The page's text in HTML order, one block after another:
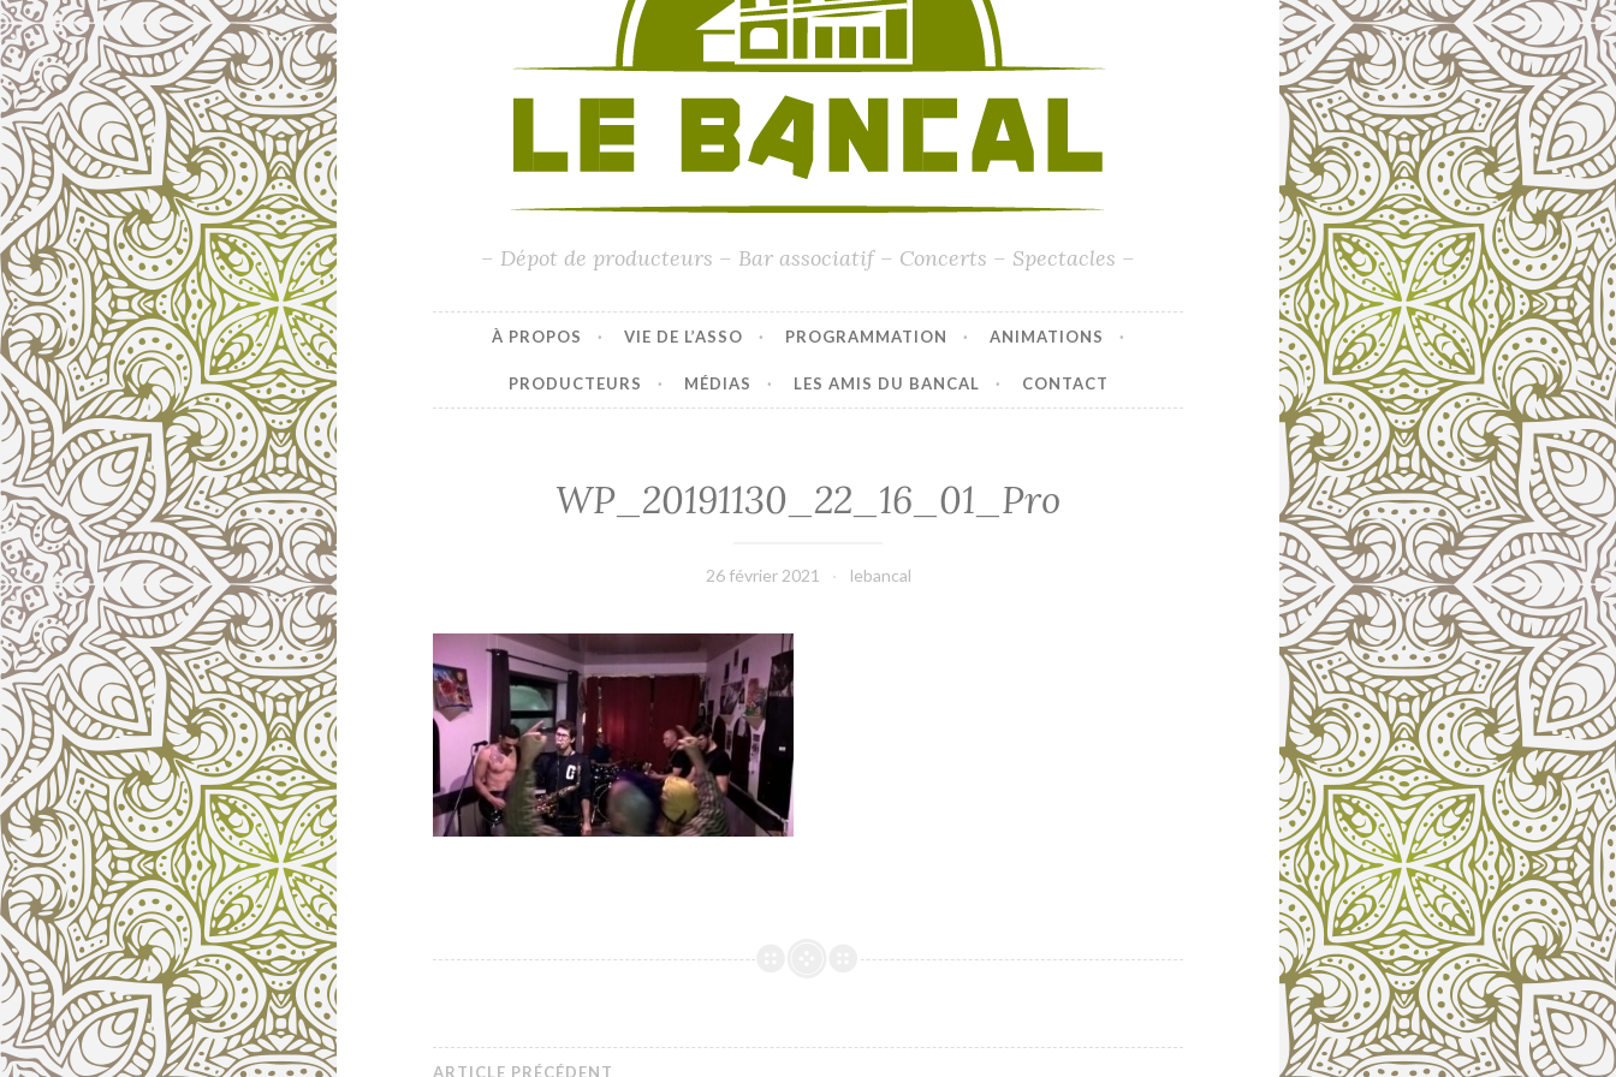
– Dépot de producteurs – Bar associatif – Concerts – Spectacles –
À PROPOS VIE DE L’ASSO PROGRAMMATION ANIMATIONS
PRODUCTEURS MÉDIAS LES AMIS DU BANCAL CONTACT
WP_20191130_22_16_01_Pro
26 février 2021 lebancal
ARTICLE PRÉCÉDENT